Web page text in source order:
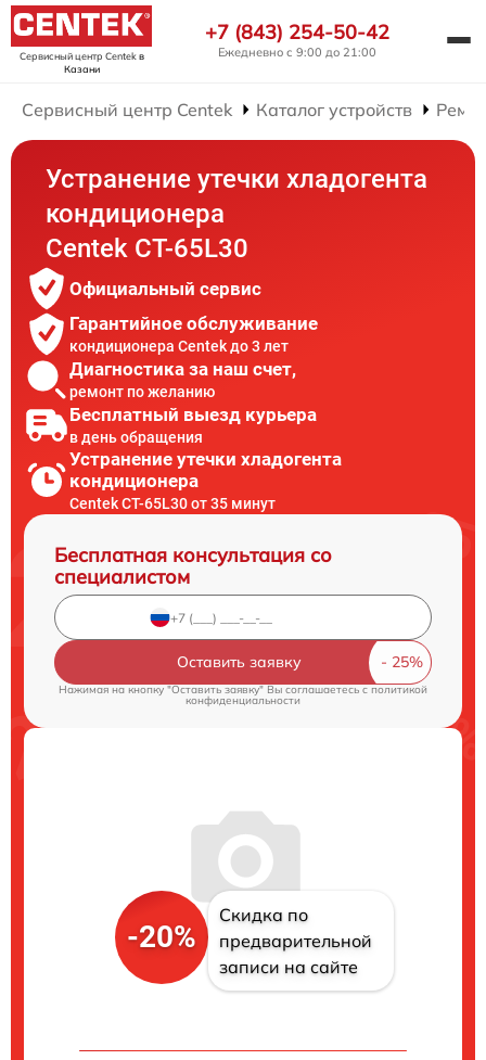
Сервисный центр Centekв
Казани
+7 (843) 254-50-42
Ежедневно с 9:00 до 21:00
Сервисный центр Centek Каталог устройств
Устранение утечки хладогента
кондиционера
Centek CT-65L30
Официальный сервис
Гарантийное обслуживание
кондиционера Centek до 3 лет
Диагностика за наш счет,
ремонт по желанию
Бесплатный выезд курьера
в день обращения
Устранение утечки хладогента
кондиционера
Centek CT-65L30 от 35 минут
Бесплатная консультация со
специалистом
Оставить заявку
Нажимая на кнопку "Оставить заявку" Вы соглашаетесь c политикой
конфиденциальности
-20%
Скидка по
предварительной
записи на сайте